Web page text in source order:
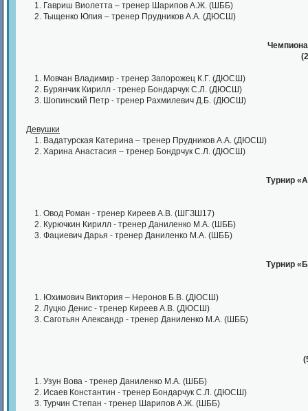
Гавриш Виолетта – тренер Шарипов А.Ж. (ШББ)
Тыщенко Юлия – тренер Прудников А.А. (ДЮСШ)
(
Мовчан Владимир - тренер Запорожец К.Г. (ДЮСШ)
Бурянчик Кирилл - тренер Бондарчук С.Л. (ДЮСШ)
Шопинский Петр - тренер Рахмилевич Д.Б. (ДЮСШ)
Девушки
Вадатурская Катерина – тренер Прудников А.А. (ДЮСШ)
Харина Анастасия – тренер Бондрчук С.Л. (ДЮСШ)
Турнир
Овод Роман - тренер Киреев А.В. (ШГЗШ17)
Курючкин Кирилл - тренер Даниленко М.А. (ШББ)
Фациевич Дарья - тренер Даниленко М.А. (ШББ)
Турнир
Юхимович Виктория – Неронов Б.В. (ДЮСШ)
Луцко Денис - тренер Киреев А.В. (ДЮСШ)
Саготьян Александр - тренер Даниленко М.А. (ШББ)
Узун Вова - тренер Даниленко М.А. (ШББ)
Исаев Константин - тренер Бондарчук С.Л. (ДЮСШ)
Турчин Степан - тренер Шарипов А.Ж. (ШББ)